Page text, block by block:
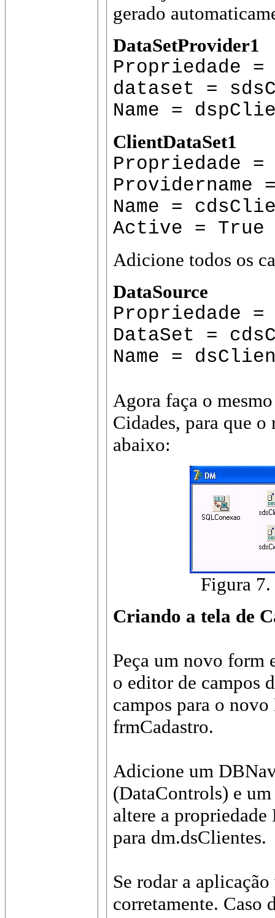
gerado
DataSetProvider1
Propriedade
dataset =
Name =
ClientDataSet1
Propriedade
Providername
Name =
Active = True
Adicione todos os
DataSource
Propriedade
DataSet =
Name =
Agora faça o
Cidades, para que
abaixo:
Figura
Criando a tela de
Peça um novo form
o editor de campos
campos para o
frmCadastro.
Adicione um
(DataControls) e
altere a
para dm.dsClientes.
Se rodar a
corretamente. Caso